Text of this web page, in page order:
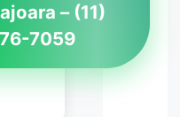
– (11)
7059